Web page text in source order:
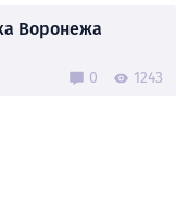
Воронежа
0 1243